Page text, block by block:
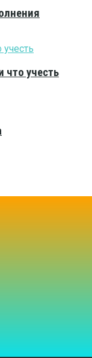
что учесть